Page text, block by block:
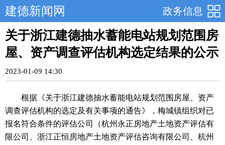
政务信息
建德新闻网
关于浙江建德抽水蓄能电站规划范围房
屋、资产调查评估机构选定结果的公示
2023-01-09 14:30
根据《关于浙江建德抽水蓄能电站规划范围房屋、资产
调查评估机构的选定及有关事项的通告》，梅城镇组织对已
报名符合条件的评估公司（杭州永正房地产土地资产评估有
限公司、浙江正恒房地产土地资产评估咨询有限公司、杭州